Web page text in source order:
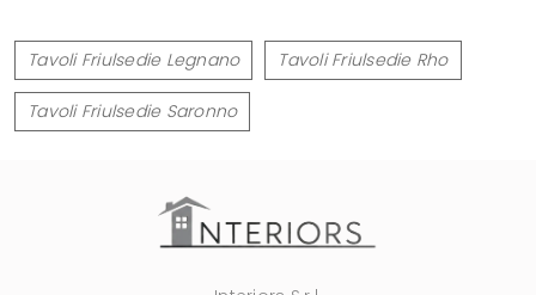
Tavoli Friulsedie Legnano Tavoli Friulsedie Rho
Tavoli Friulsedie Saronno